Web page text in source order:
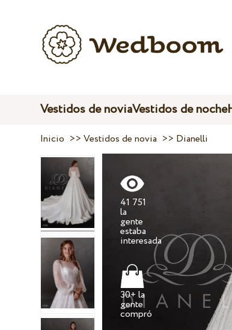
Vestidos de noviaVestidos de noche
Inicio >>Vestidos de novia >> Dianelli
41 751
la
gente
estaba
interesada
30+ la
gente